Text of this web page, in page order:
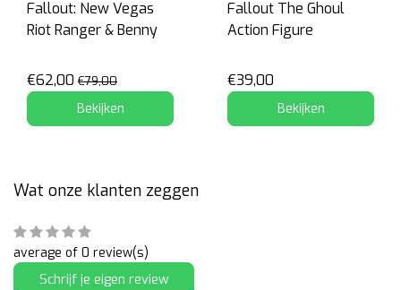
Fallout: New Vegas
Riot Ranger & Benny
€62,00 €79,00
Bekijken
Fallout The Ghoul
Action Figure
€39,00
Bekijken
Wat onze klanten zeggen
average of 0 review(s)
Schrijf je eigen review